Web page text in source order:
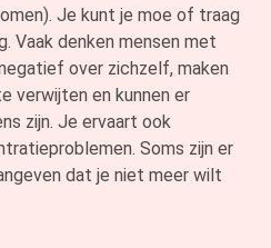
Je kunt je moe of traag
Vaak denken mensen met
over zichzelf, maken
verwijten en kunnen er
zijn. Je ervaart ook
Soms zijn er
dat je niet meer wilt